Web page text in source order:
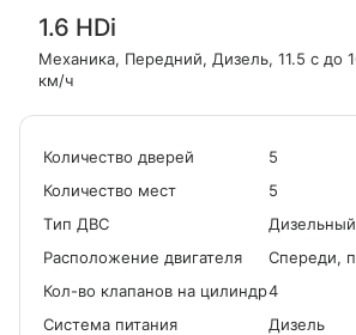
1.6 HDi
Механика, Передний, Дизель, 11.5 с до
км/ч
Количество дверей
5
Количество мест
5
Tип ДВС
Дизельный
Расположение двигателя
Спереди,
Кол-во клапанов на цилиндр4
Система питания
Дизель